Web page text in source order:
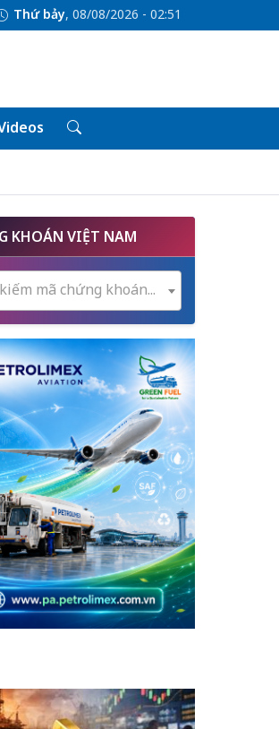
Thứ bảy, 08/08/2026 - 02:51
KHOÁN VIỆT NAM
mã chứng khoán...